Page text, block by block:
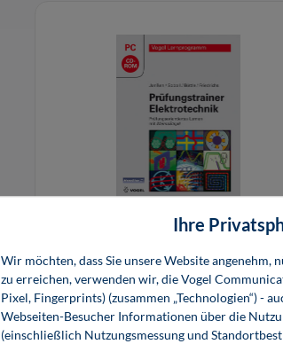
Ihre
Wir möchten, dass Sie unsere Website
zu erreichen, verwenden wir, die Vogel
Pixel, Fingerprints) (zusammen „Technologien“) -
Webseiten-Besucher Informationen über die
(einschließlich Nutzungsmessung und